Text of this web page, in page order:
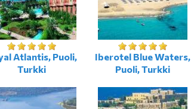
Atlantis, Puoli,
Turkki
Iberotel Blue Waters,
Puoli, Turkki